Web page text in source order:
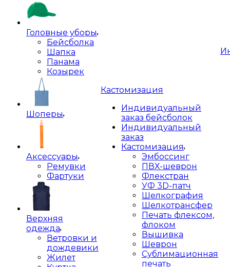
Головные уборы
Бейсболка
Шапка
Панама
Козырек
Шоперы
Аксессуары
Ремувки
Фартуки
Верхняя
одежда
Ветровки и
дождевики
Жилет
Кастомизация
Индивидуальный
заказ бейсболок
Индивидуальный
заказ
Кастомизация
Эмбоссинг
ПВХ-шеврон
Флекстран
УФ 3D-патч
Шелкография
Шелкотрансфер
Печать флексом,
флоком
Вышивка
Шеврон
Сублимационная
печать